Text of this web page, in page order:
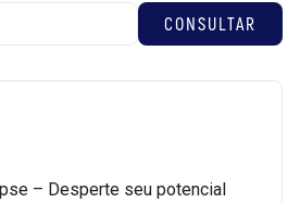
– Desperte seu potencial